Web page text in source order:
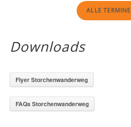
ALLE TERMINE
Downloads
Flyer Storchenwanderweg
FAQs Storchenwanderweg